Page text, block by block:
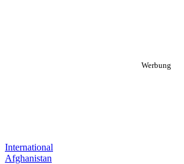
International
Afghanistan